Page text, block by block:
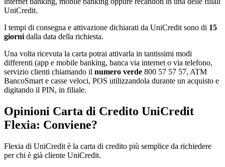
UniCredit.
I tempi di consegna e attivazione dichiarati da UniCredit sono di 15
giorni dalla data della richiesta.
Una volta ricevuta la carta potrai attivarla in tantissimi modi
differenti (app e mobile banking, banca via internet o via telefono,
servizio clienti chiamando il numero verde 800 57 57 57, ATM
BancoSmart e casse veloci, POS utilizzandola durante un acquisto e
digitando il PIN, in filiale.
Opinioni Carta di Credito UniCredit
Flexia: Conviene?
Flexia di UniCredit è la carta di credito più semplice da richiedere
per chi è già cliente UniCredit.